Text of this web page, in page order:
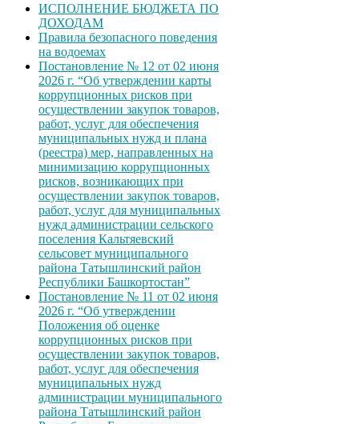
ИСПОЛНЕНИЕ БЮДЖЕТА ПО
ДОХОДАМ
Правила безопасного поведения
на водоемах
Постановление № 12 от 02 июня
2026 г. “Об утверждении карты
коррупционных рисков при
осуществлении закупок товаров,
работ, услуг для обеспечения
муниципальных нужд и плана
(реестра) мер, направленных на
минимизацию коррупционных
рисков, возникающих при
осуществлении закупок товаров,
работ, услуг для муниципальных
нужд администрации сельского
поселения Кальтяевский
сельсовет муниципального
района Татышлинский район
Республики Башкортостан”
Постановление № 11 от 02 июня
2026 г. “Об утверждении
Положения об оценке
коррупционных рисков при
осуществлении закупок товаров,
работ, услуг для обеспечения
муниципальных нужд
администрации муниципального
района Татышлинский район